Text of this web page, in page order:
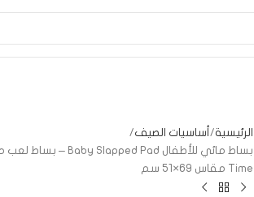
الرئيسية أساسيات الصيف
Time مقاس 69×51 سم